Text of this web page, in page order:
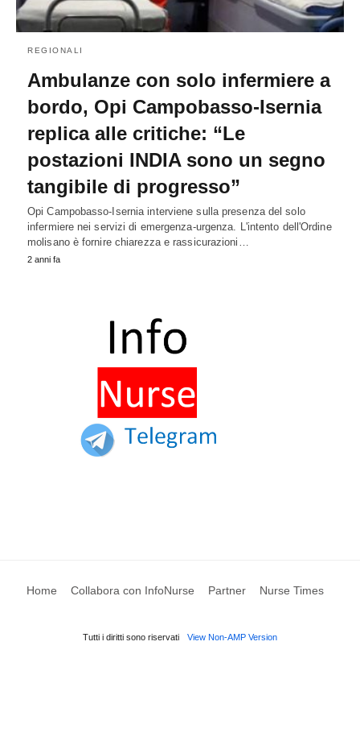
REGIONALI
Ambulanze con solo infermiere a
bordo, Opi Campobasso-Isernia
replica alle critiche: “Le
postazioni INDIA sono un segno
tangibile di progresso”
Opi Campobasso-Isernia interviene sulla presenza del solo
infermiere nei servizi di emergenza-urgenza. L'intento dell'Ordine
molisano è fornire chiarezza e rassicurazioni…
2 anni fa
Home Collabora con InfoNurse Partner Nurse Times
Tutti i diritti sono riservati View Non-AMP Version